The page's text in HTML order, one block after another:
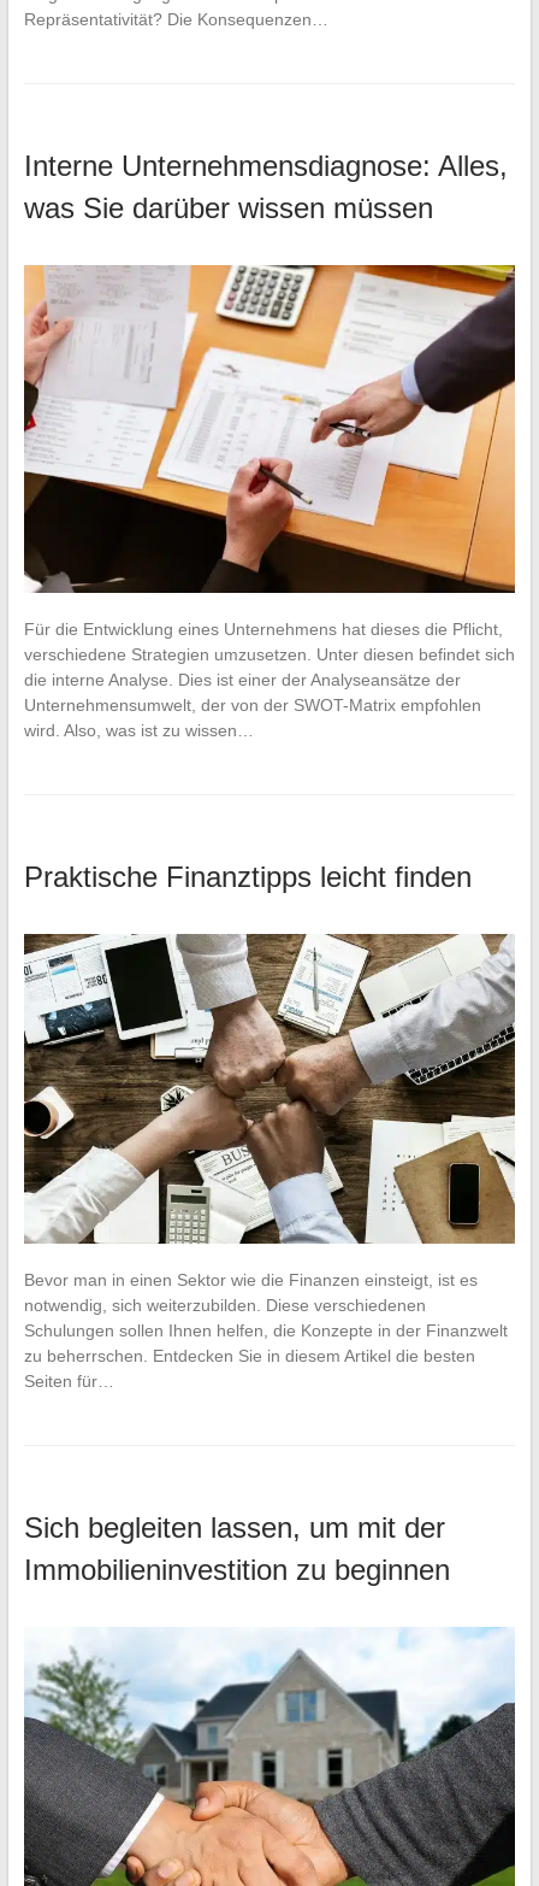
Repräsentativität? Die Konsequenzen…
Interne Unternehmensdiagnose: Alles,
was Sie darüber wissen müssen
Für die Entwicklung eines Unternehmens hat dieses die Pflicht,
verschiedene Strategien umzusetzen. Unter diesen befindet sich
die interne Analyse. Dies ist einer der Analyseansätze der
Unternehmensumwelt, der von der SWOT-Matrix empfohlen
wird. Also, was ist zu wissen…
Praktische Finanztipps leicht finden
Bevor man in einen Sektor wie die Finanzen einsteigt, ist es
notwendig, sich weiterzubilden. Diese verschiedenen
Schulungen sollen Ihnen helfen, die Konzepte in der Finanzwelt
zu beherrschen. Entdecken Sie in diesem Artikel die besten
Seiten für…
Sich begleiten lassen, um mit der
Immobilieninvestition zu beginnen